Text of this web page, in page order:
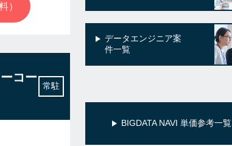
データエンジニア案
件一覧
BIGDATA NAVI 単価参考一覧
）
コー
常駐